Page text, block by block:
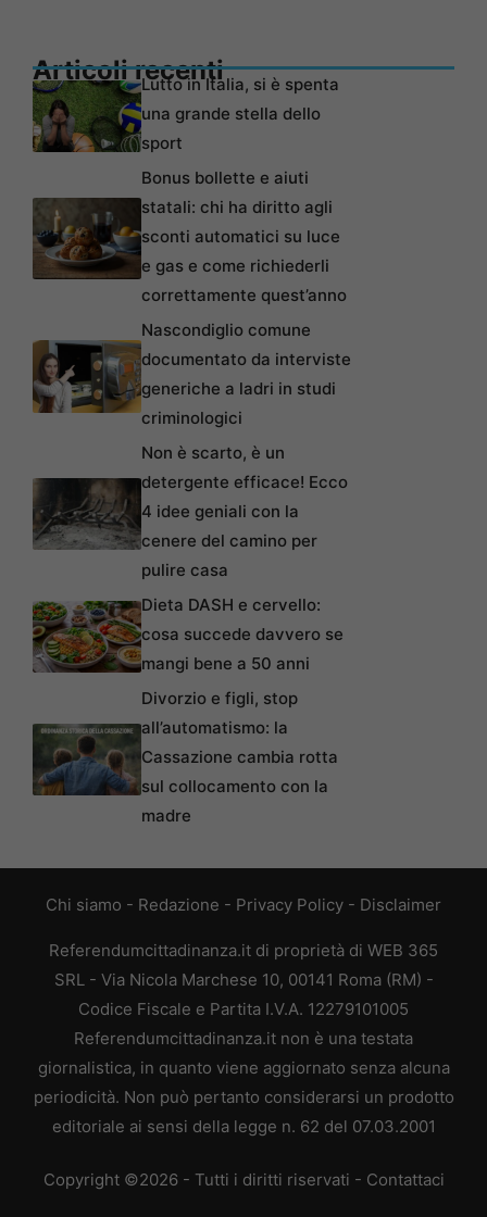
Articoli recentiLutto in Italia, si è spenta
una grande stella dello
sport
Bonus bollette e aiuti
statali: chi ha diritto agli
sconti automatici su luce
e gas e come richiederli
correttamente quest’anno
Nascondiglio comune
documentato da interviste
generiche a ladri in studi
criminologici
Non è scarto, è un
detergente efficace! Ecco
4 idee geniali con la
cenere del camino per
pulire casa
Dieta DASH e cervello:
cosa succede davvero se
mangi bene a 50 anni
Divorzio e figli, stop
all’automatismo: la
Cassazione cambia rotta
sul collocamento con la
madre
Chi siamo - Redazione - Privacy Policy - Disclaimer
Referendumcittadinanza.it di proprietà di WEB 365
SRL - Via Nicola Marchese 10, 00141 Roma (RM) -
Codice Fiscale e Partita I.V.A. 12279101005
Referendumcittadinanza.it non è una testata
giornalistica, in quanto viene aggiornato senza alcuna
periodicità. Non può pertanto considerarsi un prodotto
editoriale ai sensi della legge n. 62 del 07.03.2001
Copyright ©2026 - Tutti i diritti riservati - Contattaci